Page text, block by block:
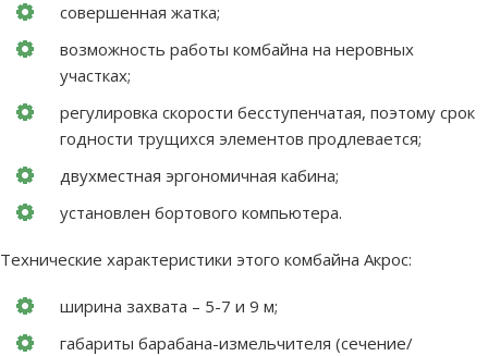
совершенная жатка;
возможность работы комбайна на неровных
участках;
регулировка скорости бесступенчатая, поэтому срок
годности трущихся элементов продлевается;
двухместная эргономичная кабина;
установлен бортового компьютера.
Технические характеристики этого комбайна Акрос:
ширина захвата – 5-7 и 9 м;
габариты барабана-измельчителя (сечение/